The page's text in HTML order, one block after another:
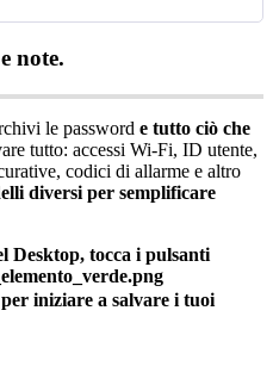
e note.
le password e tutto ciò che
tutto: accessi Wi-Fi, ID utente,
, codici di allarme e altro
diversi per semplificare
Desktop, tocca i pulsanti
per iniziare a salvare i tuoi